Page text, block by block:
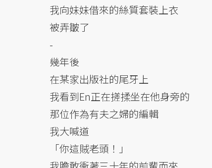
我向妹妹借來的絲質套裝上衣
被弄皺了
-
幾年後
在某家出版社的尾牙上
我看到En正在搓揉坐在他身旁的
那位作為有夫之婦的編輯
我大喊道
「你這賊老頭！」